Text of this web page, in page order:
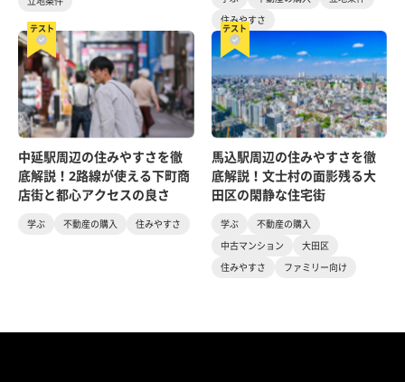
住みやすさ
テスト
中延駅周辺の住みやすさを徹
底解説！2路線が使える下町商
店街と都心アクセスの良さ
学ぶ 不動産の購入 住みやすさ
テスト
馬込駅周辺の住みやすさを徹
底解説！文士村の面影残る大
田区の閑静な住宅街
学ぶ
不動産の購入
中古マンション
大田区
住みやすさ
ファミリー向け